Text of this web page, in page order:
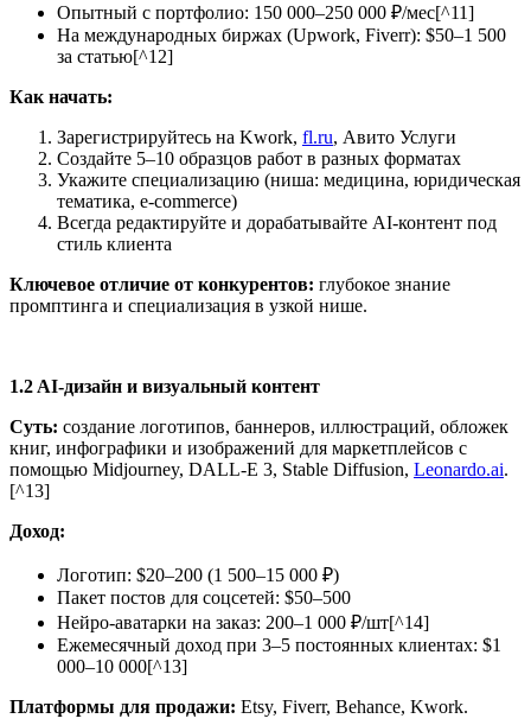
Опытный с портфолио: 150 000–250 000 ₽/мес[^11]
На международных биржах (Upwork, Fiverr): $50–1 500
за статью[^12]
Как начать:
Зарегистрируйтесь на Kwork, fl.ru, Авито Услуги
Создайте 5–10 образцов работ в разных форматах
Укажите специализацию (ниша: медицина, юридическая
тематика, e-commerce)
Всегда редактируйте и дорабатывайте AI-контент под
стиль клиента
Ключевое отличие от конкурентов: глубокое знание
промптинга и специализация в узкой нише.
1.2 AI-дизайн и визуальный контент
Суть: создание логотипов, баннеров, иллюстраций, обложек
книг, инфографики и изображений для маркетплейсов с
помощью Midjourney, DALL-E 3, Stable Diffusion, Leonardo.ai.
[^13]
Доход:
Логотип: $20–200 (1 500–15 000 ₽)
Пакет постов для соцсетей: $50–500
Нейро-аватарки на заказ: 200–1 000 ₽/шт[^14]
Ежемесячный доход при 3–5 постоянных клиентах: $1
000–10 000[^13]
Платформы для продажи: Etsy, Fiverr, Behance, Kwork.